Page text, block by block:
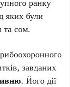
ранку
яких були
та сом.
завданих
. Його дії